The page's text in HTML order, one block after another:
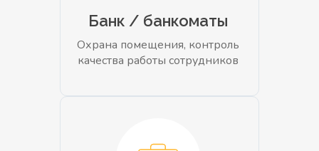
Банк / банкоматы
Охрана помещения, контроль
качества работы сотрудников